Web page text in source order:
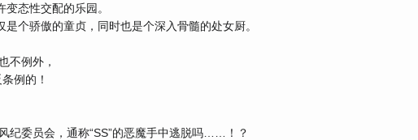
态性交配的乐园。
个骄傲的童贞，同时也是个深入骨髓的处女厨。
不例外，
例的！
纪委员会，通称“SS”的恶魔手中逃脱吗……！？